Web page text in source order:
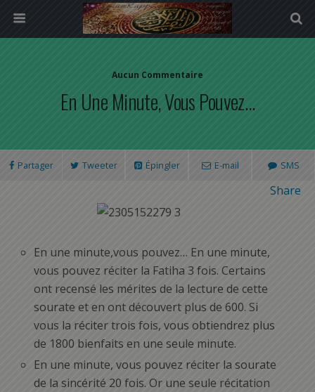
Aucun Commentaire
En Une Minute, Vous Pouvez…
Partager Tweeter Épingler E-mail SMS
Share
En une minute,vous pouvez… En une minute,
vous pouvez réciter la Fatiha 3 fois. Certains
ont recensé les mérites de la lecture de cette
sourate et en ont découvert plus de 600. Si
vous la réciter trois fois, vous obtiendrez plus
de 1800 bienfaits en une seule minute.
En une minute, vous pouvez réciter la sourate
de la sincérité 20 fois. Or une seule récitation